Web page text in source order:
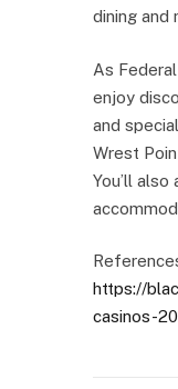
dining and
As
enjoy
and
Wrest
You’ll
https://
casinos-